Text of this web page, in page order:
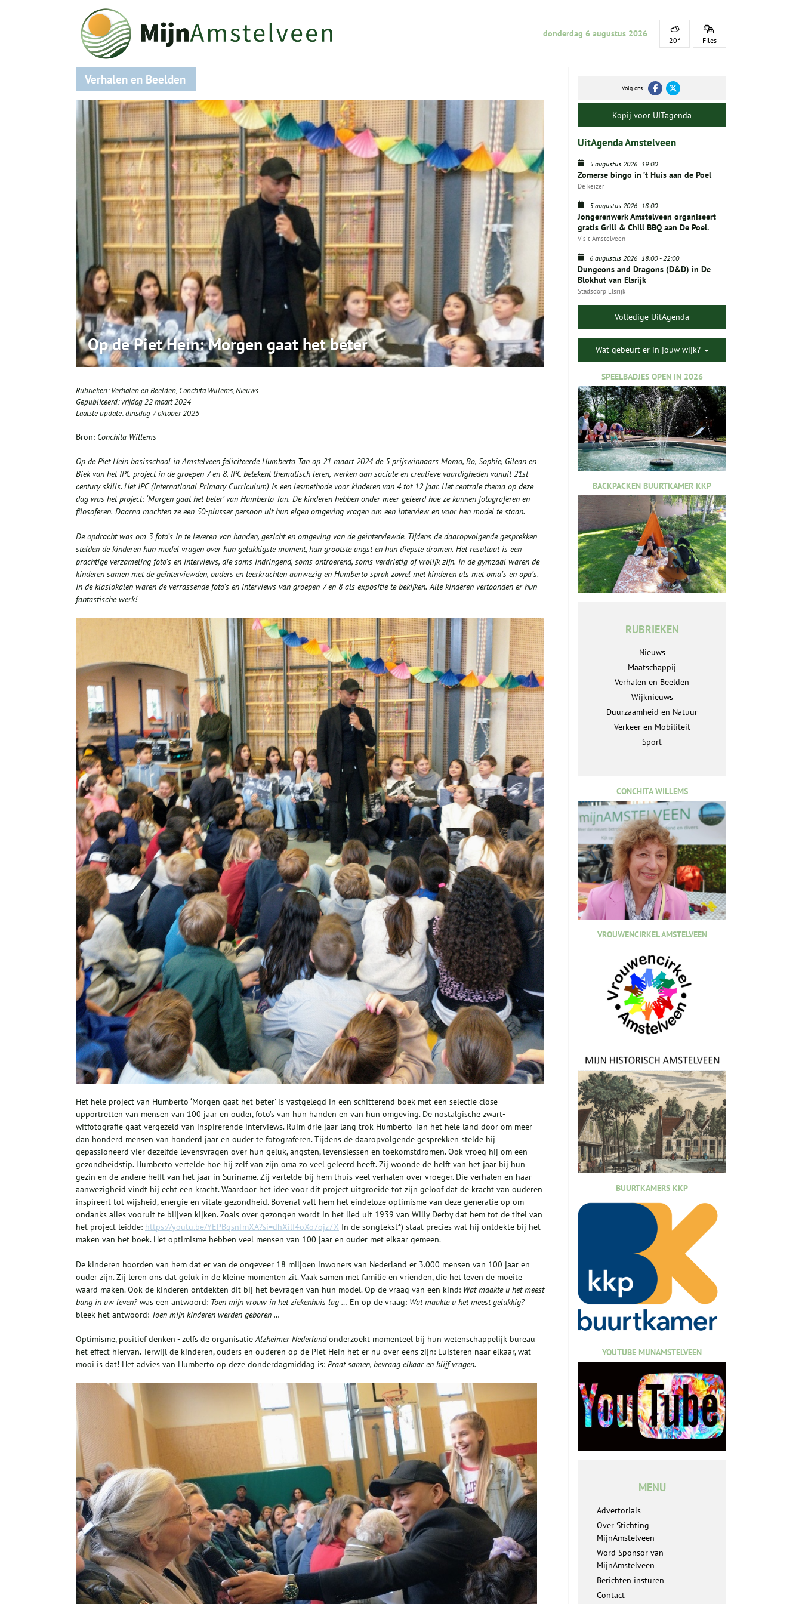
donderdag 6 augustus 2026
20° Files
Verhalen en Beelden
Op de Piet Hein: Morgen gaat het beter
Rubrieken:Verhalen en Beelden, Conchita Willems,Nieuws
Gepubliceerd:vrijdag 22 maart 2024
Laatste update:dinsdag 7 oktober 2025
Bron: Conchita Willems
Op de Piet Hein basisschool in Amstelveen feliciteerde Humberto Tan op 21 maart 2024 de 5 prijswinnaars Momo, Bo, Sophie, Gilean en
Biek van het IPC-project in de groepen 7 en 8. IPC betekent thematisch leren, werken aan sociale en creatieve vaardigheden vanuit 21st
century skills. Het IPC (International Primary Curriculum) is een lesmethode voor kinderen van 4 tot 12 jaar. Het centrale thema op deze
dag was het project: ‘Morgen gaat het beter’ van Humberto Tan. De kinderen hebben onder meergeleerd hoe ze kunnen fotograferen en
filosoferen. Daarna mochten ze een 50-plusser persoon uit hun eigen omgeving vragen om een interview en voor hen model te staan.
De opdracht was om 3 foto’s in te leveren van handen, gezicht en omgeving van de geïnterviewde. Tijdens de daaropvolgende gesprekken
stelden dekinderen hun model vragen over hun gelukkigste moment, hun grootste angst en hun diepste dromen. Het resultaat is een
prachtige verzameling foto’s en interviews, die soms indringend, soms ontroerend, soms verdrietig of vrolijk zijn. In de gymzaal waren de
kinderen samen met de geïnterviewden, ouders en leerkrachten aanwezig en Humberto sprak zowel met kinderen als met oma’s en opa’s.
In de klaslokalen waren de verrassende foto’s en interviews van groepen 7 en 8 als expositie te bekijken. Alle kinderen vertoonden er hun
fantastische werk!
Het hele project van Humberto ‘Morgen gaat het beter’ is vastgelegd in een schitterend boek met een selectie close-
upportretten van mensen van 100 jaar en ouder, foto’s van hun handen en van hun omgeving. De nostalgische zwart-
witfotografie gaat vergezeld van inspirerende interviews. Ruim drie jaar lang trok Humberto Tan het hele land door om meer
dan honderd mensen van honderd jaar en ouder te fotograferen. Tijdens de daaropvolgende gesprekken stelde hij
gepassioneerd vier dezelfde levensvragen over hun geluk, angsten, levenslessen en toekomstdromen. Ook vroeg hij om een
gezondheidstip. Humberto vertelde hoe hij zelf van zijn oma zo veel geleerd heeft. Zij woonde de helft van het jaar bij hun
gezin en de andere helft van het jaar in Suriname. Zij vertelde bij hem thuis veel verhalen over vroeger. Die verhalen en haar
aanwezigheid vindt hij echt een kracht. Waardoor het idee voor dit project uitgroeide tot zijn geloof dat de kracht van ouderen
inspireert tot wijsheid, energie en vitale gezondheid. Bovenal valt hem het eindeloze optimisme van deze generatie op om
ondanks alles vooruit te blijven kijken. Zoals over gezongen wordt in het lied uit 1939 van Willy Derby dat hem tot de titel van
het project leidde: https://youtu.be/YEPBqsnTmXA?si=dhXilf4oXo7ojz7X In de songtekst*) staat precies wat hij ontdekte bij het
maken van het boek. Het optimisme hebben veel mensen van 100 jaar en ouder met elkaar gemeen.
De kinderen hoorden van hem dat er van de ongeveer 18 miljoen inwoners van Nederland er 3.000 mensen van 100 jaar en
ouder zijn. Zij leren ons dat geluk in de kleine momenten zit. Vaak samen met familie en vrienden, die het leven de moeite
waard maken. Ook de kinderen ontdekten dit bij het bevragen van hun model. Op de vraag van een kind: Wat maakte u het meest
bang in uw leven?was een antwoord: Toen mijn vrouw in het ziekenhuis lag … En op de vraag: Wat maakte u het meest gelukkig?
bleek het antwoord: Toen mijn kinderen werden geboren …
Optimisme, positief denken - zelfs de organisatieAlzheimer Nederlandonderzoekt momenteel bij hun wetenschappelijk bureau
het effect hiervan. Terwijl de kinderen, ouders en ouderen op de Piet Hein het er nu over eens zijn: Luisteren naar elkaar, wat
mooi is dat! Het advies van Humberto op deze donderdagmiddag is: Praat samen, bevraag elkaar en blijf vragen.
Volg ons
Kopij voor UITagenda
UitAgenda Amstelveen
5 augustus 2026 19:00
Zomerse bingo in ’t Huis aan de Poel
De keizer
5 augustus 2026 18:00
Jongerenwerk Amstelveen organiseert
gratis Grill & Chill BBQ aan De Poel.
Visit Amstelveen
6 augustus 2026 18:00-22:00
Dungeons and Dragons (D&D) in De
Blokhut van Elsrijk
Stadsdorp Elsrijk
Volledige UitAgenda
Wat gebeurt er in jouw wijk?
SPEELBADJES OPEN IN 2026
BACKPACKEN BUURTKAMER KKP
RUBRIEKEN
Nieuws
Maatschappij
Verhalen en Beelden
Wijknieuws
Duurzaamheid en Natuur
Verkeer en Mobiliteit
Sport
CONCHITA WILLEMS
VROUWENCIRKEL AMSTELVEEN
BUURTKAMERS KKP
YOUTUBE MIJNAMSTELVEEN
MENU
Advertorials
Over Stichting
MijnAmstelveen
Word Sponsor van
MijnAmstelveen
Berichten insturen
Contact